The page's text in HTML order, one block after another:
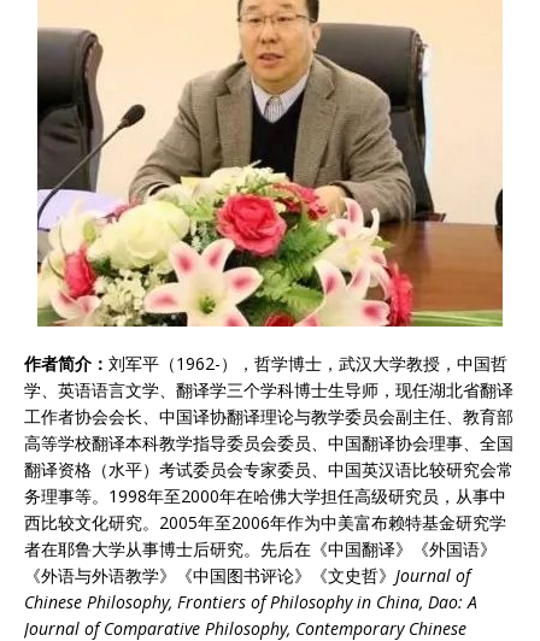
作者简介 ： 刘军平（1962-），哲学博士，武汉大学教授，中国哲
学、英语语言文学、翻译学三个学科博士生导师，现任湖北省翻译
工作者协会会长、中国译协翻译理论与教学委员会副主任、教育部
高等学校翻译本科教学指导委员会委员、中国翻译协会理事、全国
翻译资格（水平）考试委员会专家委员、中国英汉语比较研究会常
务理事等。1998年至2000年在哈佛大学担任高级研究员，从事中
西比较文化研究。2005年至2006年作为中美富布赖特基金研究学
者在耶鲁大学从事博士后研究。先后在《中国翻译》《外国语》
《外语与外语教学》《中国图书评论》《文史哲》 Journal of
Chinese Philosophy, Frontiers of Philosophy in China, Dao: A
Journal of Comparative Philosophy, Contemporary Chinese